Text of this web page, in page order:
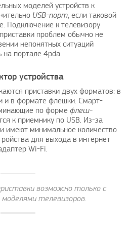
моделей устройств к
USB-порт, если таковой
Подключение к телевизору
проблем обычно не
непонятных ситуаций
портале 4pda.
устройства
приставки двух форматов: в
и в формате флешки. Смарт-
по форме флеш-
к приемнику по USB. Из-за
имеют минимальное количество
для выхода в интернет
Wi-Fi.
возможно только с
телевизоров.